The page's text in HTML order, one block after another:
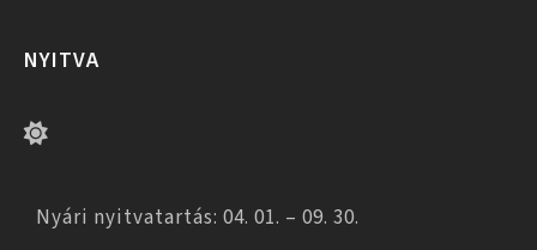
NYITVA
Nyári nyitvatartás: 04. 01. – 09. 30.